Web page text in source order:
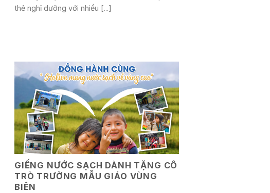
thẻ nghỉ dưỡng với nhiều [...]
GIẾNG NƯỚC SẠCH DÀNH TẶNG CÔ
TRÒ TRƯỜNG MẪU GIÁO VÙNG
BIÊN